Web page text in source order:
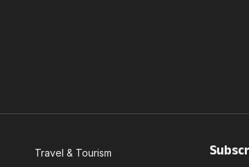
Travel & Tourism